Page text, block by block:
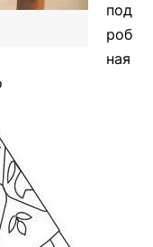
под
роб
ная